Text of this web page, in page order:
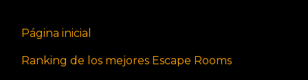
Página inicial
Ranking de los mejores Escape Rooms